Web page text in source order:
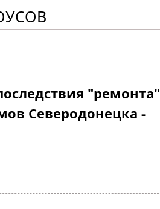
"ремонта"
Северодонецка -